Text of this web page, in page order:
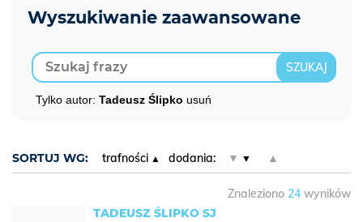
Tylko autor: Tadeusz Ślipko usuń
SORTUJ WG: trafności dodania: ▼ ▲
Znaleziono 24 wyników
TADEUSZ ŚLIPKO SJ